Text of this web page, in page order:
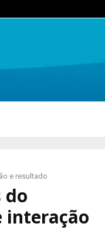
e resultado
do
interação